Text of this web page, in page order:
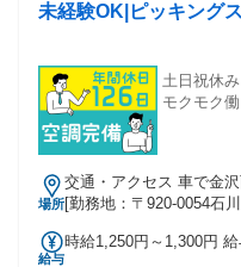
未経験OK|ピッキング
土日祝休
モクモク働
場所
交通・アクセス 車で金
15分
[勤務地：〒920-0054石
給与
時給1,250円～1,300円